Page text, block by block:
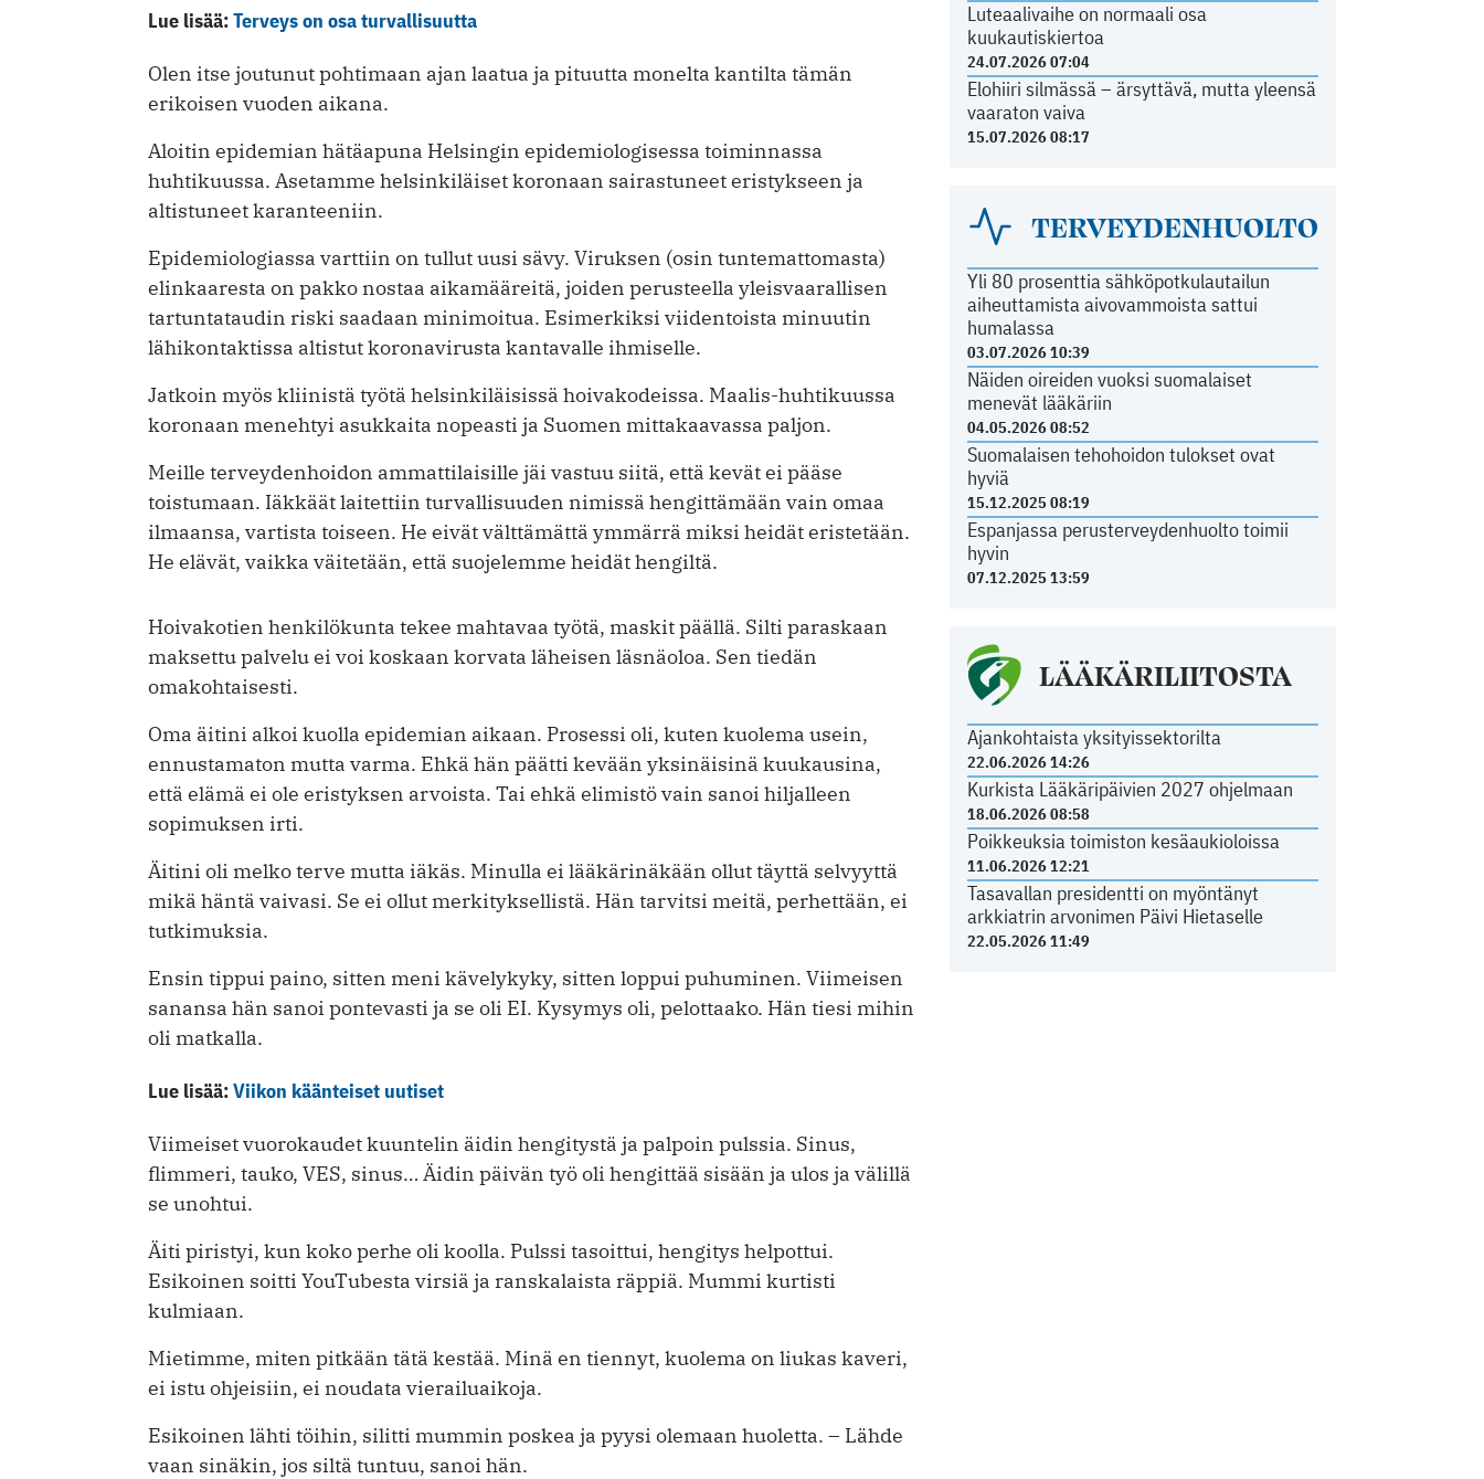
Luteaalivaihe on normaali osa
kuukautiskiertoa
24.07.2026 07:04
Elohiiri silmässä – ärsyttävä, mutta yleensä
vaaraton vaiva
15.07.2026 08:17
TERVEYDENHUOLTO
Yli 80 prosenttia sähköpotkulautailun
aiheuttamista aivovammoista sattui
humalassa
03.07.2026 10:39
Näiden oireiden vuoksi suomalaiset
menevät lääkäriin
04.05.2026 08:52
Suomalaisen tehohoidon tulokset ovat
hyviä
15.12.2025 08:19
Espanjassa perusterveydenhuolto toimii
hyvin
07.12.2025 13:59
LÄÄKÄRILIITOSTA
Ajankohtaista yksityissektorilta
22.06.2026 14:26
Kurkista Lääkäripäivien 2027 ohjelmaan
18.06.2026 08:58
Poikkeuksia toimiston kesäaukioloissa
11.06.2026 12:21
Tasavallan presidentti on myöntänyt
arkkiatrin arvonimen Päivi Hietaselle
22.05.2026 11:49
Lue lisää:Terveys on osa turvallisuutta
Olen itse joutunut pohtimaan ajan laatua ja pituutta monelta kantilta tämän
erikoisen vuoden aikana.
Aloitin epidemian hätäapuna Helsingin epidemiologisessa toiminnassa
huhtikuussa. Asetamme helsinkiläiset koronaan sairastuneet eristykseen ja
altistuneet karanteeniin.
Epidemiologiassa varttiin on tullut uusi sävy. Viruksen (osin tuntemattomasta)
elinkaaresta on pakko nostaa aikamääreitä, joiden perusteella yleisvaarallisen
tartuntataudin riski saadaan minimoitua. Esimerkiksi viidentoista minuutin
lähikontaktissa altistut koronavirusta kantavalle ihmiselle.
Jatkoin myös kliinistä työtä helsinkiläisissä hoivakodeissa. Maalis-huhtikuussa
koronaan menehtyi asukkaita nopeasti ja Suomen mittakaavassa paljon.
Meille terveydenhoidon ammattilaisille jäi vastuu siitä, että kevät ei pääse
toistumaan. Iäkkäät laitettiin turvallisuuden nimissä hengittämään vain omaa
ilmaansa, vartista toiseen. He eivät välttämättä ymmärrä miksi heidät eristetään.
He elävät, vaikka väitetään, että suojelemme heidät hengiltä.
Hoivakotien henkilökunta tekee mahtavaa työtä, maskit päällä. Silti paraskaan
maksettu palvelu ei voi koskaan korvata läheisen läsnäoloa. Sen tiedän
omakohtaisesti.
Oma äitini alkoi kuolla epidemian aikaan. Prosessi oli, kuten kuolema usein,
ennustamaton mutta varma. Ehkä hän päätti kevään yksinäisinä kuukausina,
että elämä ei ole eristyksen arvoista. Tai ehkä elimistö vain sanoi hiljalleen
sopimuksen irti.
Äitini oli melko terve mutta iäkäs. Minulla ei lääkärinäkään ollut täyttä selvyyttä
mikä häntä vaivasi. Se ei ollut merkityksellistä. Hän tarvitsi meitä, perhettään, ei
tutkimuksia.
Ensin tippui paino, sitten meni kävelykyky, sitten loppui puhuminen. Viimeisen
sanansa hän sanoi pontevasti ja se oli EI. Kysymys oli, pelottaako. Hän tiesi mihin
oli matkalla.
Lue lisää:Viikon käänteiset uutiset
Viimeiset vuorokaudet kuuntelin äidin hengitystä ja palpoin pulssia. Sinus,
flimmeri, tauko, VES, sinus… Äidin päivän työ oli hengittää ­sisään ja ulos ja välillä
se unohtui.
Äiti piristyi, kun koko perhe oli koolla. Pulssi tasoittui, hengitys helpottui.
Esikoinen soitti YouTubesta virsiä ja ranskalaista räppiä. Mummi kurtisti
kulmiaan.
Mietimme, miten pitkään tätä kestää. Minä en tiennyt, kuolema on liukas kaveri,
ei istu ohjeisiin, ei noudata vierailuaikoja.
Esikoinen lähti töihin, silitti mummin poskea ja pyysi olemaan huoletta. – Lähde
vaan sinäkin, jos siltä tuntuu, sanoi hän.